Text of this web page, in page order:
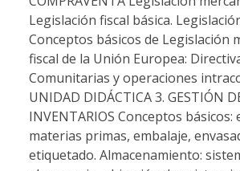
Legislación fiscal básica.
Conceptos básicos de Legislación
fiscal de la Unión Europea:
Comunitarias y operaciones
UNIDAD DIDÁCTICA 3. GESTIÓN
INVENTARIOS Conceptos básicos:
materias primas, embalaje,
etiquetado. Almacenamiento: